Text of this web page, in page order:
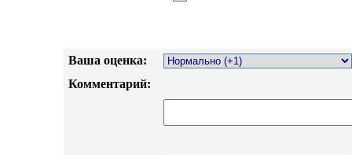
Ваша оценка:
Комментарий: